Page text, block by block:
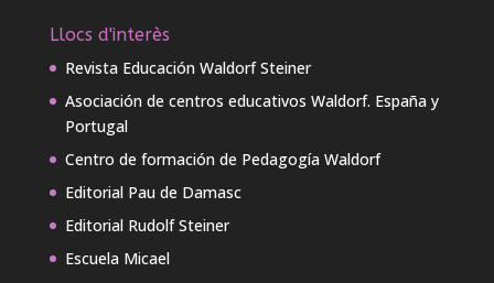
Llocs d'interès
Revista Educación Waldorf Steiner
Asociación de centros educativos Waldorf. España y
Portugal
Centro de formación de Pedagogía Waldorf
Editorial Pau de Damasc
Editorial Rudolf Steiner
Escuela Micael